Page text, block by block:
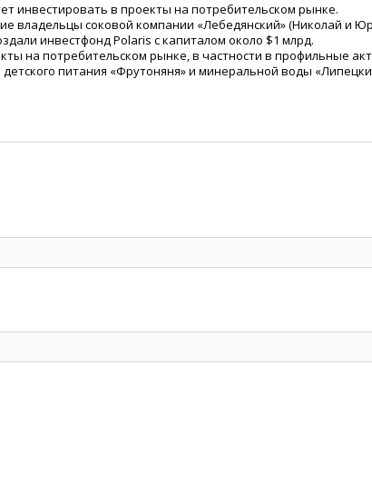
инвестировать в проекты на потребительском рынке.
владельцы соковой компании «Лебедянский»(Николай и
инвестфонд Polaris с капиталом около $1 млрд.
на потребительском рынке, в частности в профильные
питания «Фрутоняня» и минеральной воды «